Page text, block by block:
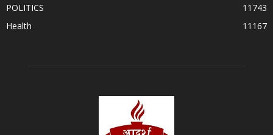
POLITICS
11743
Health
11167